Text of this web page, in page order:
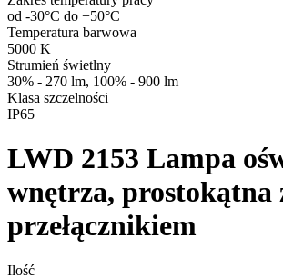
od -30°C do +50°C
Temperatura barwowa
5000 K
Strumień świetlny
30% - 270 lm, 100% - 900 lm
Klasa szczelności
IP65
LWD 2153 Lampa
wnętrza, prostokątna
przełącznikiem
Ilość